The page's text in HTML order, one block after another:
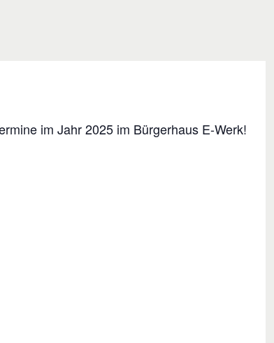
im Jahr 2025 im Bürgerhaus E-Werk!